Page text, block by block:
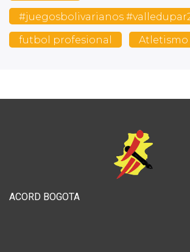
#juegosbolivarianos
futbol profesional Atletismo
ACORD BOGOTA